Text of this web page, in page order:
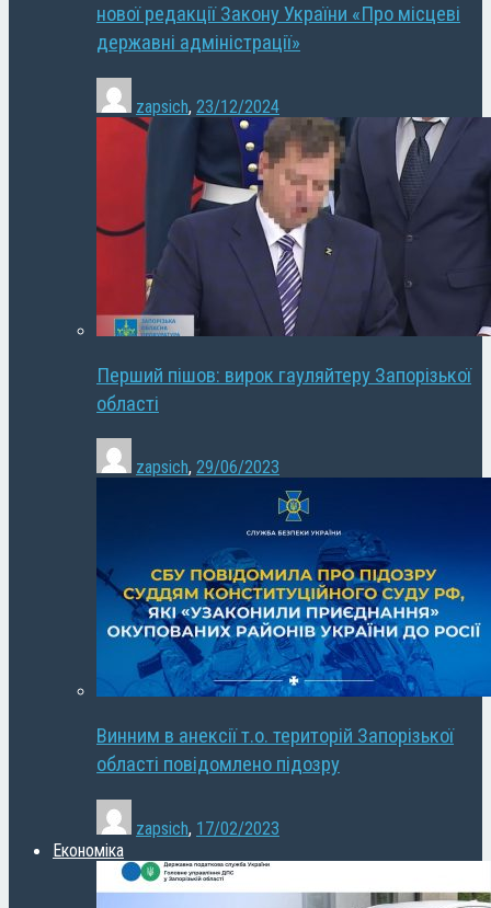
нової редакції Закону України «Про місцеві
державні адміністрації»
zapsich, 23/12/2024
Перший пішов: вирок гауляйтеру Запорізької
області
zapsich, 29/06/2023
Винним в анексії т.о. територій Запорізької
області повідомлено підозру
zapsich, 17/02/2023
Економіка